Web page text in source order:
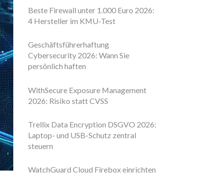
Beste Firewall unter 1.000 Euro 2026:
4 Hersteller im KMU-Test
Geschäftsführerhaftung
Cybersecurity 2026: Wann Sie
persönlich haften
WithSecure Exposure Management
2026: Risiko statt CVSS
Trellix Data Encryption DSGVO 2026:
Laptop- und USB-Schutz zentral
steuern
WatchGuard Cloud Firebox einrichten